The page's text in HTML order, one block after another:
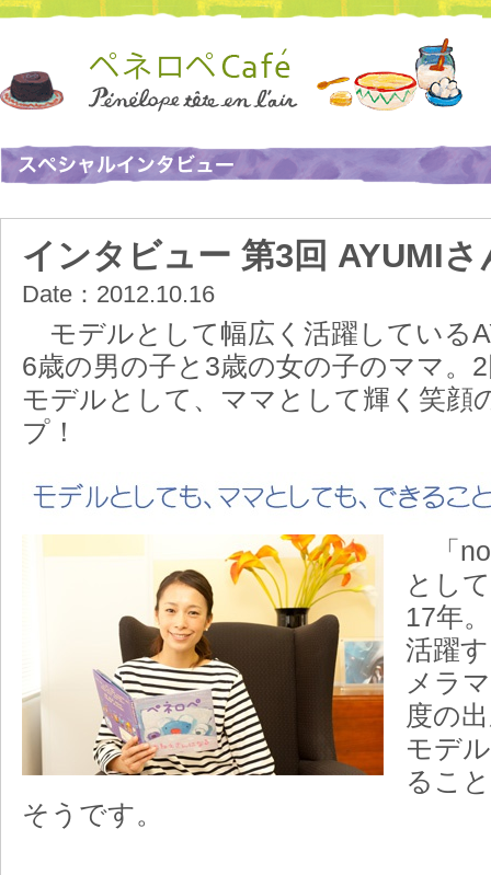
インタビュー 第3回 AYUMI
Date：2012.10.16
モデルとして幅広く活躍している
6歳の男の子と3歳の女の子のママ。
モデルとして、ママとして輝く笑顔
プ！
「
とし
17年
活躍
メラ
度の
モデ
るこ
そうです。